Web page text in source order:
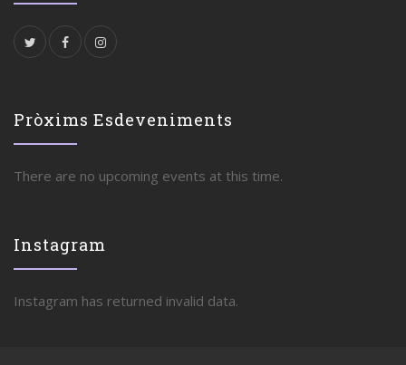
Pròxims Esdeveniments
There are no upcoming events at this time.
Instagram
Instagram has returned invalid data.